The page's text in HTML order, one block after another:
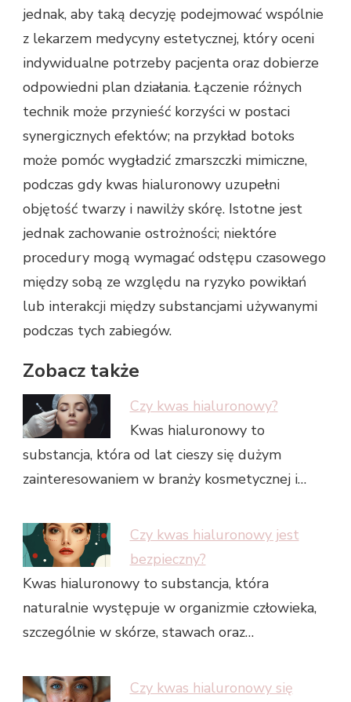
jednak, aby taką decyzję podejmować wspólnie
z lekarzem medycyny estetycznej, który oceni
indywidualne potrzeby pacjenta oraz dobierze
odpowiedni plan działania. Łączenie różnych
technik może przynieść korzyści w postaci
synergicznych efektów; na przykład botoks
może pomóc wygładzić zmarszczki mimiczne,
podczas gdy kwas hialuronowy uzupełni
objętość twarzy i nawilży skórę. Istotne jest
jednak zachowanie ostrożności; niektóre
procedury mogą wymagać odstępu czasowego
między sobą ze względu na ryzyko powikłań
lub interakcji między substancjami używanymi
podczas tych zabiegów.
Zobacz także
Czy kwas hialuronowy?
Kwas hialuronowy to
substancja, która od lat cieszy się dużym
zainteresowaniem w branży kosmetycznej i…
Czy kwas hialuronowy jest
bezpieczny?
Kwas hialuronowy to substancja, która
naturalnie występuje w organizmie człowieka,
szczególnie w skórze, stawach oraz…
Czy kwas hialuronowy się